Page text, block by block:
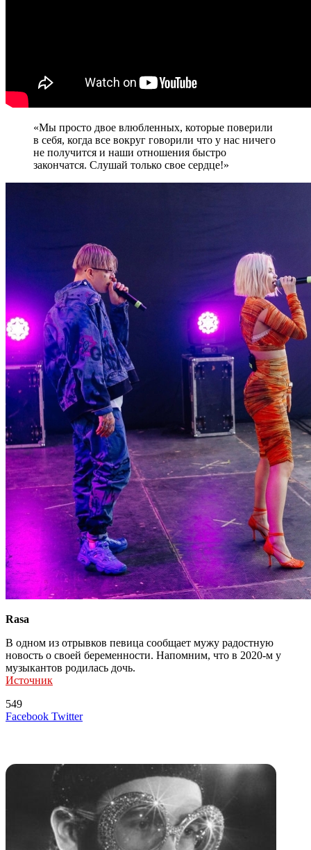
«Мы просто двое влюбленных, которые поверили
в себя, когда все вокруг говорили что у нас ничего
не получится и наши отношения быстро
закончатся. Слушай только свое сердце!»
Rasa
В одном из отрывков певица сообщает мужу радостную
новость о своей беременности. Напомним, что в 2020-м у
музыкантов родилась дочь.
Источник
549
Facebook TwitterLinkedIn
Tumblr
Reddit
Вконтакте
Одноклассники
Skype
Messenger
Messenger
WhatsApp
Telegram
Viber
Line
Поделиться
Печатать